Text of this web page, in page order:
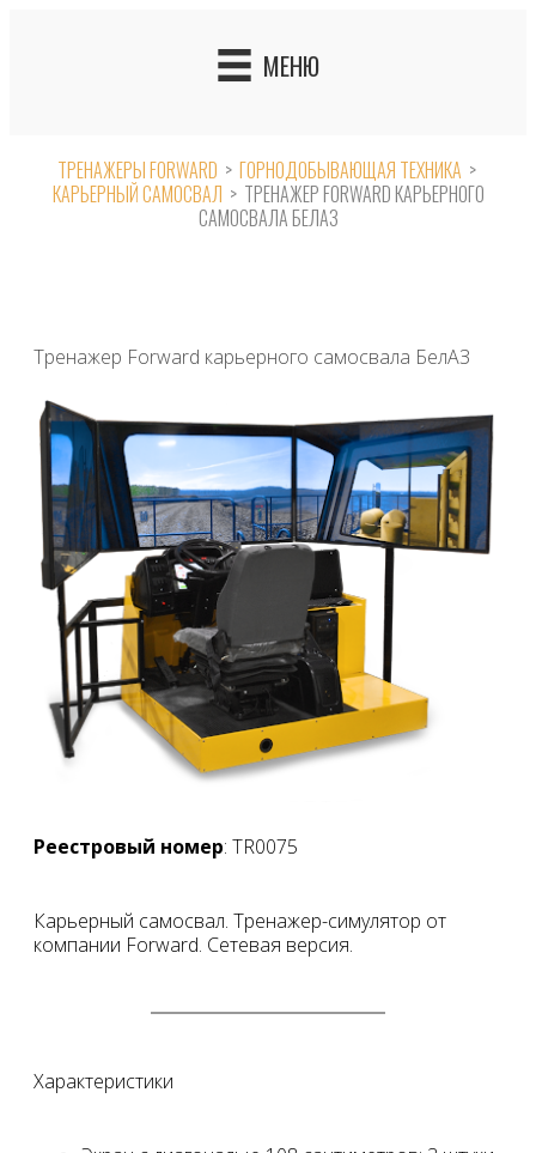
МЕНЮ
ТРЕНАЖЕРЫ FORWARD > ГОРНОДОБЫВАЮЩАЯ ТЕХНИКА >
КАРЬЕРНЫЙ САМОСВАЛ > ТРЕНАЖЕР FORWARD КАРЬЕРНОГО
САМОСВАЛА БЕЛАЗ
Тренажер Forward карьерного самосвала БелАЗ
Реестровый номер: TR0075
Карьерный самосвал. Тренажер-симулятор от
компании Forward. Сетевая версия.
Характеристики